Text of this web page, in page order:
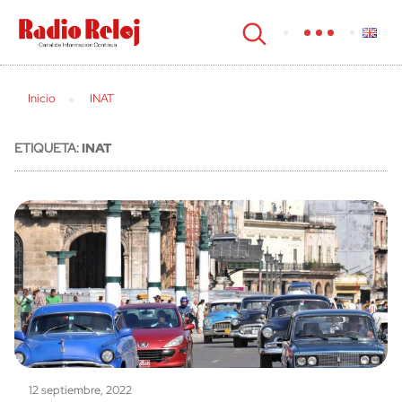
cerrar
Inicio INAT
ETIQUETA:INAT
12 septiembre, 2022